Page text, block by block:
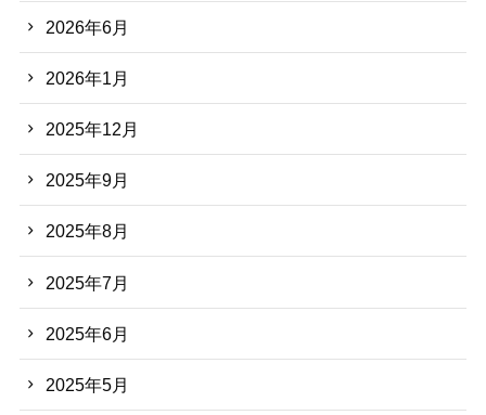
2026年6月
2026年1月
2025年12月
2025年9月
2025年8月
2025年7月
2025年6月
2025年5月